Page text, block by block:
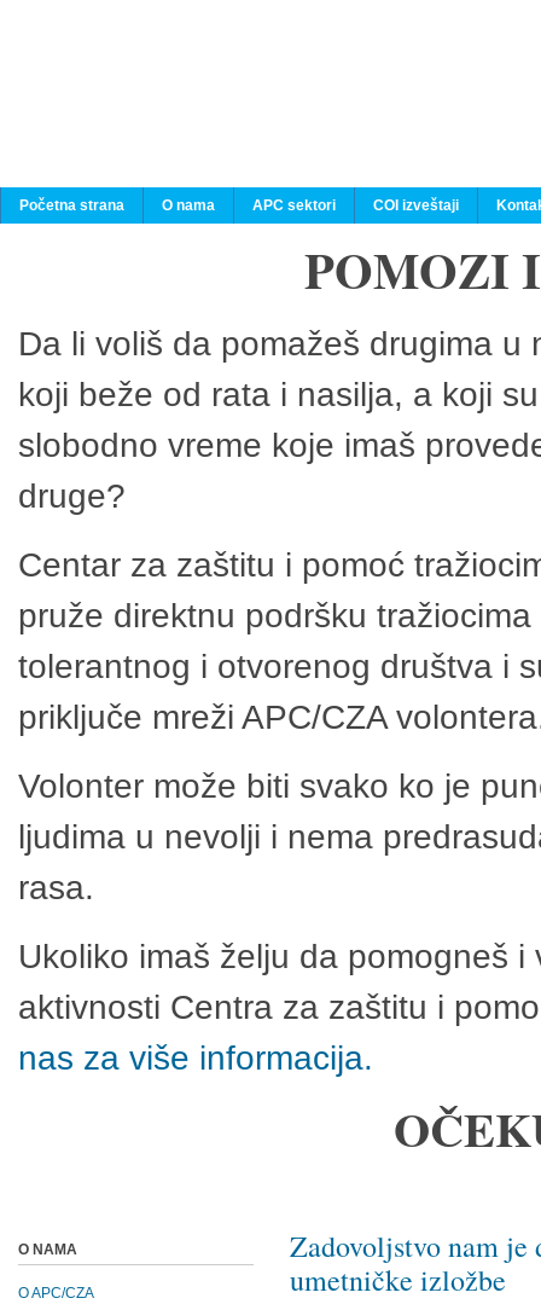
Početna strana O nama APC sektori COI izveštaji
POMOZI
Da li voliš da pomažeš drugima
koji beže od rata i nasilja, a koji
slobodno vreme koje imaš
druge?
Centar za zaštitu i pomoć
pruže direktnu podršku
tolerantnog i otvorenog društva i
priključe mreži APC/CZA
Volonter može biti svako ko je
ljudima u nevolji i nema
rasa.
Ukoliko imaš želju da pomogneš
aktivnosti Centra za zaštitu i
nas za više informacija.
Zadovoljstvo nam je
umetničke izložbe
O NAMA
O APC/CZA